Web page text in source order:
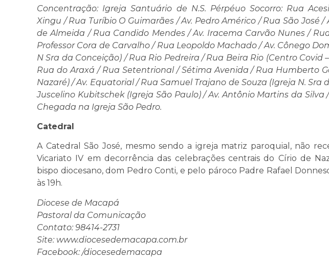
Concentração: Igreja Santuário de N.S. Pérpéuo Socorro: Rua
Xingu / Rua Turíbio O Guimarães / Av. Pedro Américo / Rua São José /
de Almeida / Rua Candido Mendes / Av. Iracema Carvão Nunes /
Professor Cora de Carvalho / Rua Leopoldo Machado / Av. Cônego
N Sra da Conceição) / Rua Rio Pedreira / Rua Beira Rio (Centro Covid
Rua do Araxá / Rua Setentrional / Sétima Avenida / Rua Humberto
Nazaré) / Av. Equatorial / Rua Samuel Trajano de Souza (Igreja N. Sra
Juscelino Kubitschek (Igreja São Paulo) / Av. Antônio Martins da Silva
Chegada na Igreja São Pedro.
Catedral
A Catedral São José, mesmo sendo a igreja matriz paroquial, não
Vicariato IV em decorrência das celebrações centrais do Círio de
bispo diocesano, dom Pedro Conti, e pelo pároco Padre Rafael
às 19h.
Diocese de Macapá
Pastoral da Comunicação
Contato: 98414-2731
Site: www.diocesedemacapa.com.br
Facebook: /diocesedemacapa